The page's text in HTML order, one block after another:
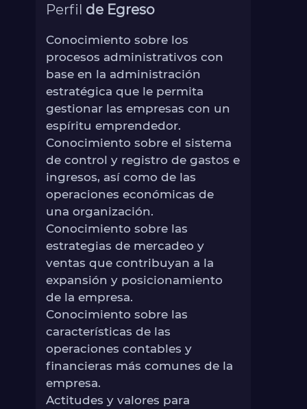
Perfil de Egreso
Conocimiento sobre los
procesos administrativos con
base en la administración
estratégica que le permita
gestionar las empresas con un
espíritu emprendedor.
Conocimiento sobre el sistema
de control y registro de gastos e
ingresos, así como de las
operaciones económicas de
una organización.
Conocimiento sobre las
estrategias de mercadeo y
ventas que contribuyan a la
expansión y posicionamiento
de la empresa.
Conocimiento sobre las
características de las
operaciones contables y
financieras más comunes de la
empresa.
Actitudes y valores para